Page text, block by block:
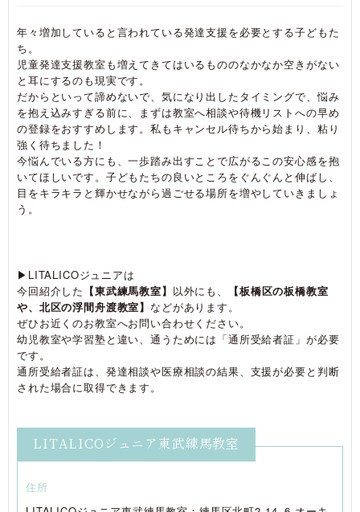
年々増加していると言われている発達支援を必要とする子どもた
ち。
児童発達支援教室も増えてきてはいるもののなかなか空きがない
と耳にするのも現実です。
だからといって諦めないで、気になり出したタイミングで、悩み
を抱え込みすぎる前に、まずは教室へ相談や待機リストへの早め
の登録をおすすめします。私もキャンセル待ちから始まり、粘り
強く待ちました！
今悩んでいる方にも、一歩踏み出すことで広がるこの安心感を抱
いてほしいです。子どもたちの良いところをぐんぐんと伸ばし、
目をキラキラと輝かせながら過ごせる場所を増やしていきましょ
う。
▶︎LITALICOジュニアは
今回紹介した 【東武練馬教室】 以外にも、
【板橋区の板橋教室
や、北区の浮間舟渡教室】 などがあります。
ぜひお近くのお教室へお問い合わせください。
幼児教室や学習塾と違い、通うためには「通所受給者証」が必要
です。
通所受給者証は、発達相談や医療相談の結果、支援が必要と判断
された場合に取得できます。
LITALICOジュニア東武練馬教室
住所